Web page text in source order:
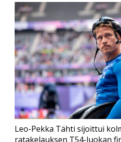
Leo-Pekka Tähti sijoittui
ratakelauksen T54-luokan